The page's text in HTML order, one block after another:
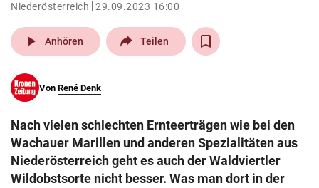
pin_drop
Wien arrow_right
search
eingeben
Niederösterreich 29.09.2023 16:00
play_arrow Anhören Teilen
Von René Denk
Nach vielen schlechten Ernteerträgen wie bei den
Wachauer Marillen und anderen Spezialitäten aus
Niederösterreich geht es auch der Waldviertler
Wildobstsorte nicht besser. Was man dort in der